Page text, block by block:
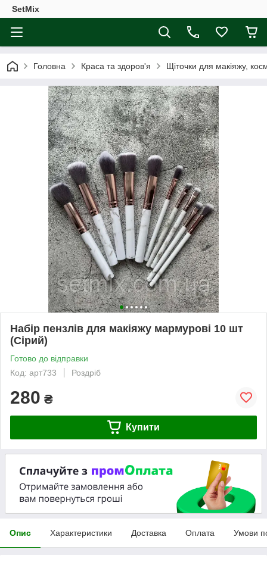
SetMix
Головна Краса та здоров'я Щіточки для макіяжу,
Набір пензлів для макіяжу мармурові 10 шт
(Сірий)
Готово до відправки
Код: арт733
Роздріб
280 ₴
Купити
Опис Характеристики Доставка Оплата Умови